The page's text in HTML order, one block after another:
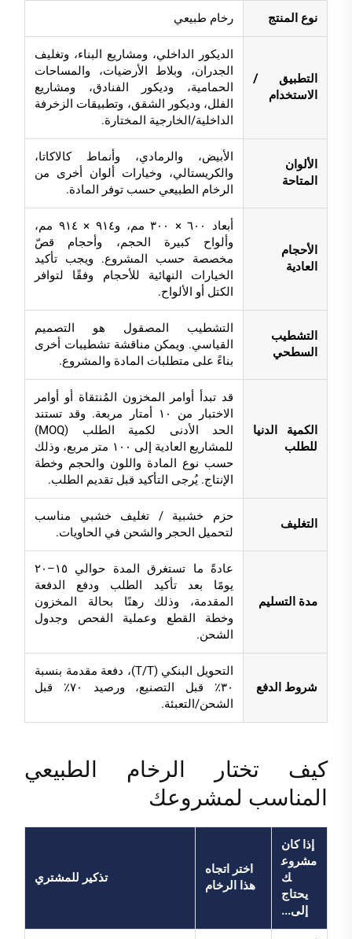
نوع المنتج رخام طبيعي
التطبيق /
الاستخدام
الديكور الداخلي، ومشاريع البناء، وتغليف
الجدران، وبلاط الأرضيات، والمساحات
الحمامية، وديكور الفنادق، ومشاريع
الفلل، وديكور الشقق، وتطبيقات الزخرفة
الداخلية/الخارجية المختارة.
الألوان
المتاحة
الأبيض، والرمادي، وأنماط كالاكاتا،
والكريستالي، وخيارات ألوان أخرى من
الرخام الطبيعي حسب توفر المادة.
الأحجام
العادية
أبعاد ٦٠٠ × ٣٠٠ مم، و٩١٤ × ٩١٤ مم،
وألواح كبيرة الحجم، وأحجام قصّ
مخصصة حسب المشروع. ويجب تأكيد
الخيارات النهائية للأحجام وفقًا لتوافر
الكتل أو الألواح.
التشطيب
السطحي
التشطيب المصقول هو التصميم
القياسي. ويمكن مناقشة تشطيبات أخرى
بناءً على متطلبات المادة والمشروع.
الكمية الدنيا
للطلب
قد تبدأ أوامر المخزون المُنتقاة أو أوامر
الاختبار من ١٠ أمتار مربعة. وقد تستند
الحد الأدنى لكمية الطلب (MOQ)
للمشاريع العادية إلى ١٠٠ متر مربع، وذلك
حسب نوع المادة واللون والحجم وخطة
الإنتاج. يُرجى التأكيد قبل تقديم الطلب.
التغليف
حزم خشبية / تغليف خشبي مناسب
لتحميل الحجر والشحن في الحاويات.
مدة التسليم
عادةً ما تستغرق المدة حوالي ١٥–٢٠
يومًا بعد تأكيد الطلب ودفع الدفعة
المقدمة، وذلك رهنًا بحالة المخزون
وخطة القطع وعملية الفحص وجدول
الشحن.
شروط الدفع
التحويل البنكي (T/T)، دفعة مقدمة بنسبة
٣٠٪ قبل التصنيع، ورصيد ٧٠٪ قبل
الشحن/التعبئة.
كيف تختار الرخام الطبيعي
المناسب لمشروعك
إذا كان
مشروع
ك
يحتاج
إلى...
اختر اتجاه
هذا الرخام
تذكير للمشتري